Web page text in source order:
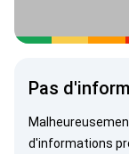
Pas
d'informations